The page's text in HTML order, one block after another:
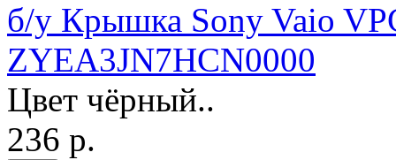
б/у Крышка Sony Vaio
ZYEA3JN7HCN0000
Цвет чёрный..
236 р.